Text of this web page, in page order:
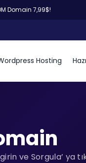
Domain 7,99$!
Hosting
ve Sorgula’ ya